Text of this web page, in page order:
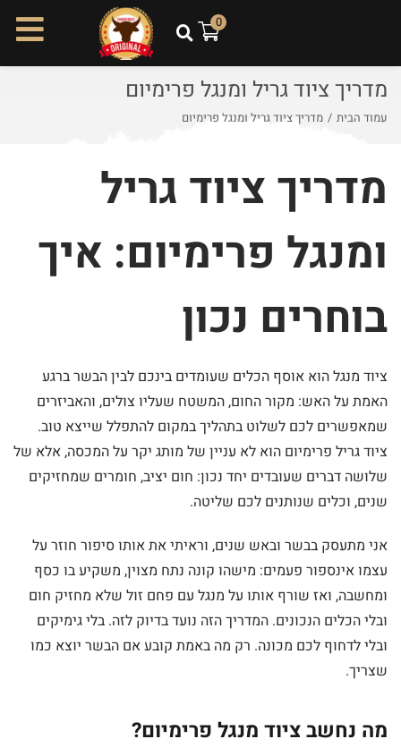
ו
0
מדריך ציוד גריל ומנגל פרימיום
עמוד הבית / מדריך ציוד גריל ומנגל פרימיום
מדריך ציוד גריל
ומנגל פרימיום: איך
בוחרים נכון
ציוד מנגל הוא אוסף הכלים שעומדים בינכם לבין הבשר ברגע
האמת על האש: מקור החום, המשטח שעליו צולים, והאביזרים
שמאפשרים לכם לשלוט בתהליך במקום להתפלל שייצא טוב.
ציוד גריל פרימיום הוא לא עניין של מותג יקר על המכסה, אלא של
שלושה דברים שעובדים יחד נכון: חום יציב, חומרים שמחזיקים
שנים, וכלים שנותנים לכם שליטה.
אני מתעסק בבשר ובאש שנים, וראיתי את אותו סיפור חוזר על
עצמו אינספור פעמים: מישהו קונה נתח מצוין, משקיע בו כסף
ומחשבה, ואז שורף אותו על מנגל עם פחם זול שלא מחזיק חום
ובלי הכלים הנכונים. המדריך הזה נועד בדיוק לזה. בלי גימיקים
ובלי לדחוף לכם מכונה. רק מה באמת קובע אם הבשר יוצא כמו
שצריך.
מה נחשב ציוד מנגל פרימיום?